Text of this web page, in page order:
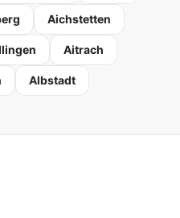
Aichstetten
Aitrach
Albstadt